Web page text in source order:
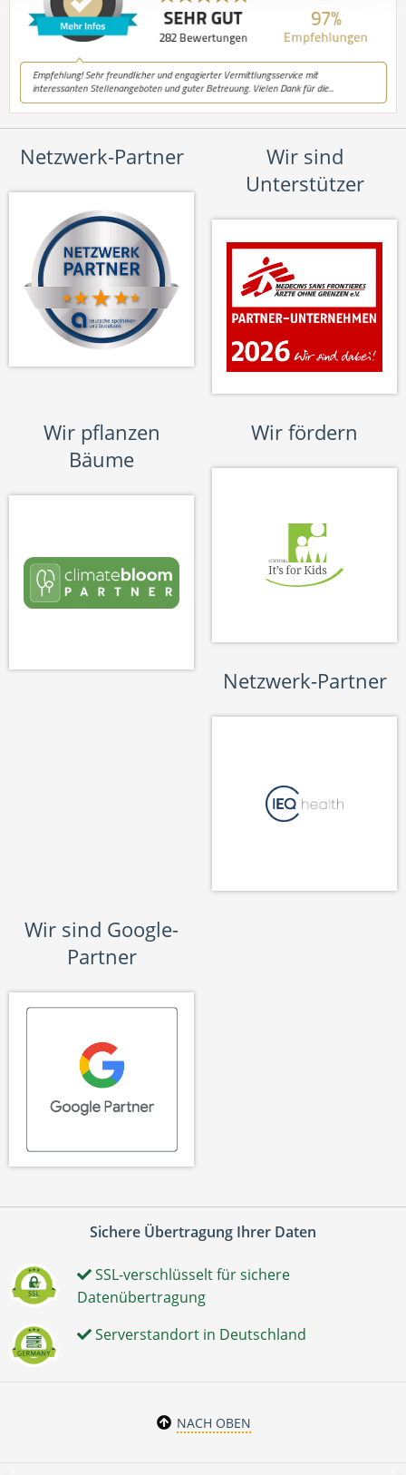
Netzwerk-Partner
Wir sind
Unterstützer
Wir pflanzen
Bäume
Wir fördern
Netzwerk-Partner
Wir sind Google-
Partner
Sichere Übertragung Ihrer Daten
SSL-verschlüsselt für sichere
Datenübertragung
Serverstandort in Deutschland
NACH OBEN